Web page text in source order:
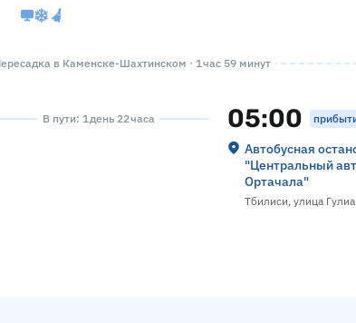
в Каменске-Шахтинском · 1 час 59 минут
В пути: 1 день 22 часа 05:00
Автобусная
"Центральный
Ортачала"
Тбилиси, улица